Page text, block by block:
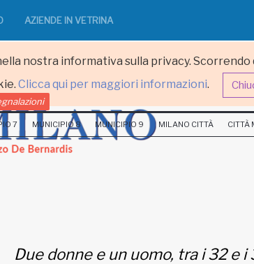
nostra informativa sulla privacy. Scorrendo
Clicca qui per maggiori informazioni.
AZIENDE IN VETRINA
7 MUNICIPIO 8 MUNICIPIO 9 MILANO CITTÀ CITTÀ
Due donne e un uomo, tra i 32 e i